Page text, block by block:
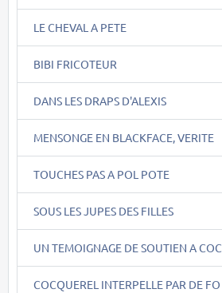
LE CHEVAL A PETE
BIBI FRICOTEUR
DANS LES DRAPS D'ALEXIS
MENSONGE EN BLACKFACE, VERITE
TOUCHES PAS A POL POTE
SOUS LES JUPES DES FILLES
UN TEMOIGNAGE DE SOUTIEN A COC
COCQUEREL INTERPELLE PAR DE FO